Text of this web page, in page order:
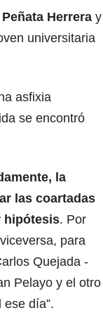
Herrera y
universitaria
asfixia
se encontró
la
las coartadas
hipótesis. Por
para
Quejada -
Pelayo y el otro
día”.